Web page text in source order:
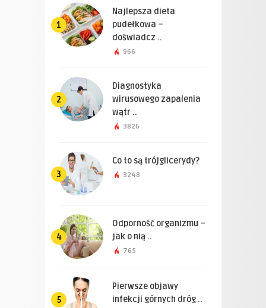
1
Najlepsza dieta
pudełkowa –
doświadcz ..
966
2
Diagnostyka
wirusowego zapalenia
wątr ..
3826
3
Co to są trójglicerydy?
3248
4
Odporność organizmu –
jak o nią ..
765
5
Pierwsze objawy
infekcji górnych dróg ..